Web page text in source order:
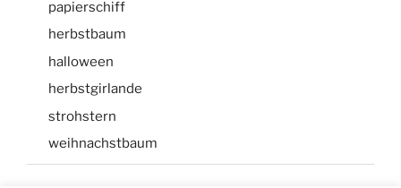
papierschiff
herbstbaum
halloween
herbstgirlande
strohstern
weihnachstbaum